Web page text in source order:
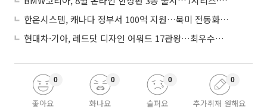
한온시스템, 캐나다 정부서 100억 지원…북미 전동화 시장 가속
현대차·기아, 레드닷 디자인 어워드 17관왕…최우수상 2개 수상
좋아요
0
화나요
0
슬퍼요
0
추가취재 원해요
0